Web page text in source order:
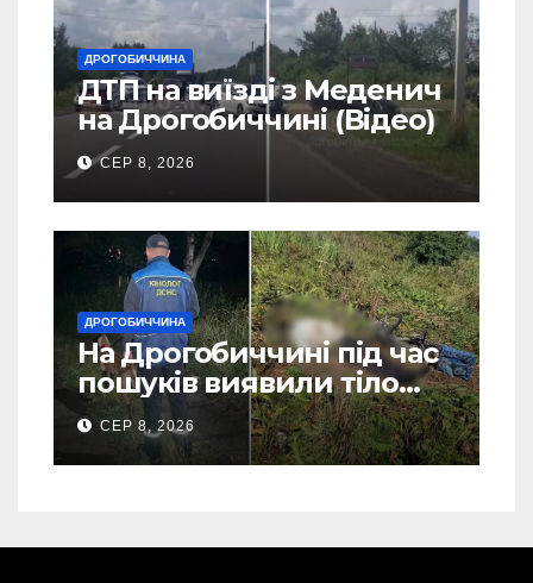
ДРОГОБИЧЧИНА
ДТП на виїзді з Меденич
на Дрогобиччині (Відео)
СЕР 8, 2026
ДРОГОБИЧЧИНА
На Дрогобиччині під час
пошуків виявили тіло
зниклого чоловіка (Фото)
СЕР 8, 2026